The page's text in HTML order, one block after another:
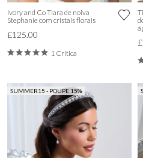
Ivory and Co Tiara de noiva
Stephanie com cristais florais
£125.00
1 Crítica
SUMMER15 - POUPE 15%